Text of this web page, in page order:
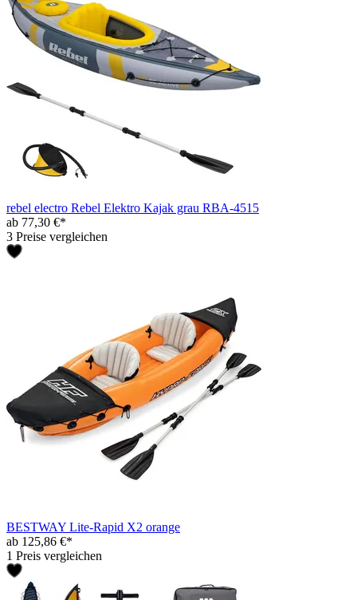
rebel electro Rebel Elektro Kajak grau RBA-4515
ab 77,30 €*
3 Preise vergleichen
BESTWAY Lite-Rapid X2 orange
ab 125,86 €*
1 Preis vergleichen